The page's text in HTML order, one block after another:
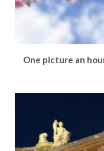
One picture an